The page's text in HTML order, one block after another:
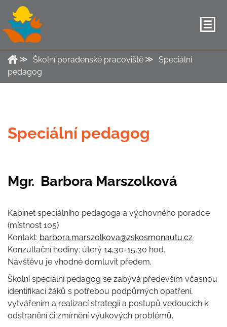
Školní poradenské pracoviště
Speciální
pedagog
Speciální pedagog
Mgr. Barbora Marszolková
Kabinet speciálního pedagoga a výchovného poradce
(místnost 105)
Kontakt: barbora.marszolkova@zskosmonautu.cz
Konzultační hodiny: úterý 14,30-15,30 hod.
Návštěvu je vhodné domluvit předem.
Školní speciální pedagog se zabývá především včasnou
identifikací žáků s potřebou podpůrných opatření,
vytvářením a realizací strategií a postupů vedoucích k
odstranění či zmírnění výukových problémů.